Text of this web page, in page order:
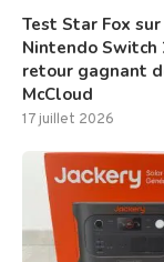
Test Star Fox sur
Nintendo Switch
retour gagnant
McCloud
17 juillet 2026